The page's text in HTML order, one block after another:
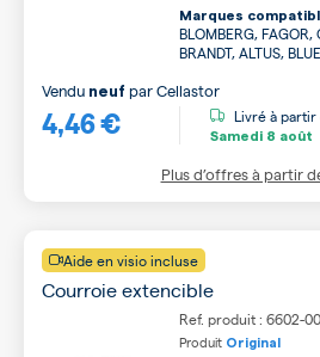
Marques
BLOMBERG, FAGOR,
BRANDT, ALTUS,
4,46 €
Vendu neuf parCellastor
Livré à partir
Samedi 8 août
Plus d’offres à partir
Aide en visio incluse
Courroie extencible
Ref. produit : 6602-
Produit Original